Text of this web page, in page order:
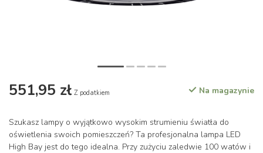
551,95 zł Z podatkiem Na magazynie
Szukasz lampy o wyjątkowo wysokim strumieniu światła do
oświetlenia swoich pomieszczeń? Ta profesjonalna lampa LED
High Bay jest do tego idealna. Przy zużyciu zaledwie 100 watów i